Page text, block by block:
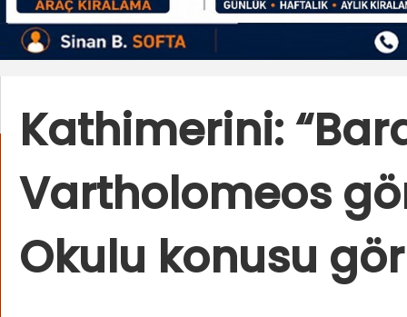
Kathimerini:
Vartholomeos
Okulu konusu